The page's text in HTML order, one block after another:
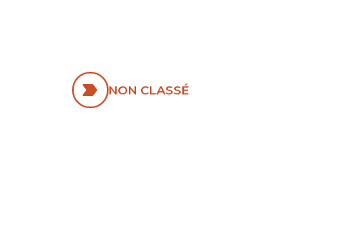
NON CLASSÉ